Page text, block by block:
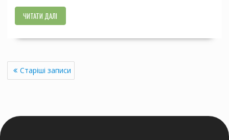
ЧИТАТИ ДАЛІ
Навігація
записів
Старіші записи